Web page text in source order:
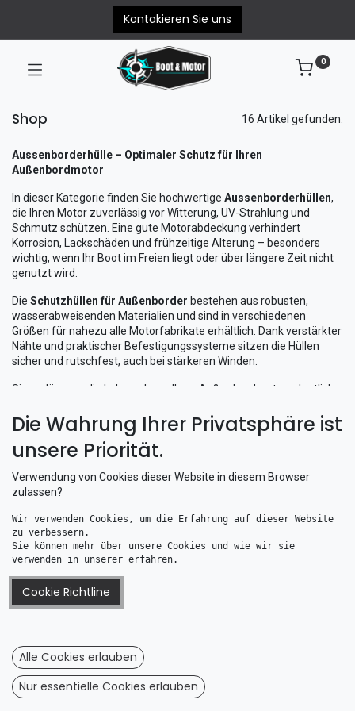
Kontakieren Sie uns
0
Shop 16 Artikel gefunden.
Aussenborderhülle – Optimaler Schutz für Ihren
Außenbordmotor
In dieser Kategorie finden Sie hochwertige Aussenborderhüllen,
die Ihren Motor zuverlässig vor Witterung, UV-Strahlung und
Schmutz schützen. Eine gute Motorabdeckung verhindert
Korrosion, Lackschäden und frühzeitige Alterung – besonders
wichtig, wenn Ihr Boot im Freien liegt oder über längere Zeit nicht
genutzt wird.
Die Schutzhüllen für Außenborder bestehen aus robusten,
wasserabweisenden Materialien und sind in verschiedenen
Größen für nahezu alle Motorfabrikate erhältlich. Dank verstärkter
Nähte und praktischer Befestigungssysteme sitzen die Hüllen
sicher und rutschfest, auch bei stärkeren Winden.
Sie verlängern die Lebensdauer Ihres Außenbordmotors deutlich
bleibt. Wenn Sie Wert auf Pflege, Langlebigkeit und optimalen
Schutz legen, ist eineAussenborderhülle die beste Wahl für Ihr
Boot.
14,22€
Die Wahrung Ihrer Privatsphäre ist
unsere Priorität.
Verwendung von Cookies dieser Website in diesem Browser
zulassen?
Wir verwenden Cookies, um die Erfahrung auf dieser Website
zu verbessern.
Sie können mehr über unsere Cookies und wie wir sie
verwenden in unserer erfahren.
Cookie Richtline
Alle Cookies erlauben
Nur essentielle Cookies erlauben